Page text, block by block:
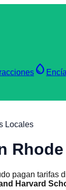
water_drop
Locales
pagan tarifas
Harvard